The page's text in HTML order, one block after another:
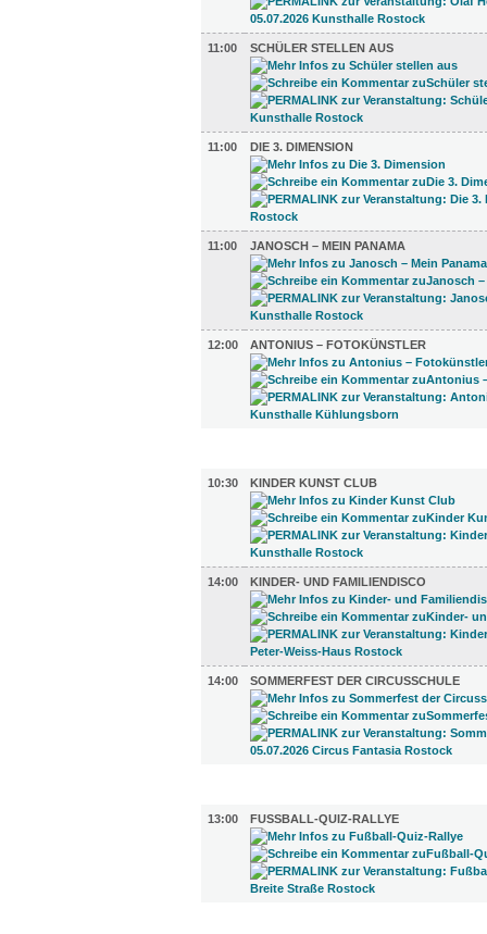
11:00 SCHÜLER STELLEN AUS
11:00 DIE 3. DIMENSION
11:00 JANOSCH – MEIN PANAMA
12:00 ANTONIUS – FOTOKÜNSTLER
10:30
KINDER KUNST CLUB
14:00 KINDER- UND FAMILIENDISCO
14:00 SOMMERFEST DER CIRCUSSCHULE
13:00
FUSSBALL-QUIZ-RALLYE